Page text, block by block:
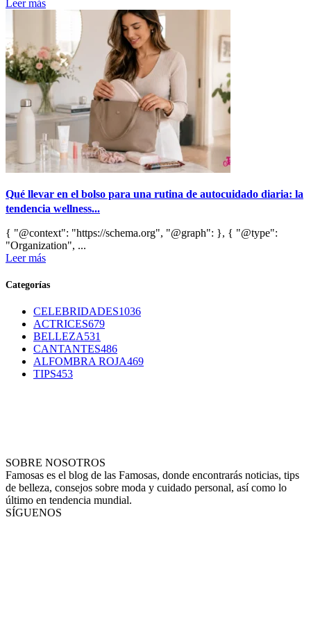
Leer más
Qué llevar en el bolso para una rutina de autocuidado diaria: la
tendencia wellness...
{ "@context": "https://schema.org", "@graph": }, { "@type":
"Organization", ...
Leer más
Categorías
CELEBRIDADES1036
ACTRICES679
BELLEZA531
CANTANTES486
ALFOMBRA ROJA469
TIPS453
SOBRE NOSOTROS
Famosas es el blog de las Famosas, donde encontrarás noticias, tips
de belleza, consejos sobre moda y cuidado personal, así como lo
último en tendencia mundial.
SÍGUENOS